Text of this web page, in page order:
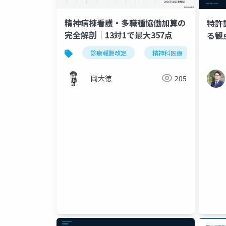
精神病棟看護・多職種協働加算の
完全解剖｜13対1で最大357点
診療報酬改定 精神科医療
岡大徳 205
特許
る観